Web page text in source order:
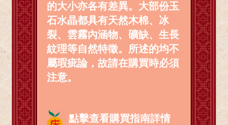
的大小亦各有差異。大部份玉
石水晶都具有天然木棉、冰
裂、雲霧內涵物、礦缺、生長
紋理等自然特徵。所述的均不
屬瑕疵論，故請在購買時必須
注意。
點擊查看購買指南詳情